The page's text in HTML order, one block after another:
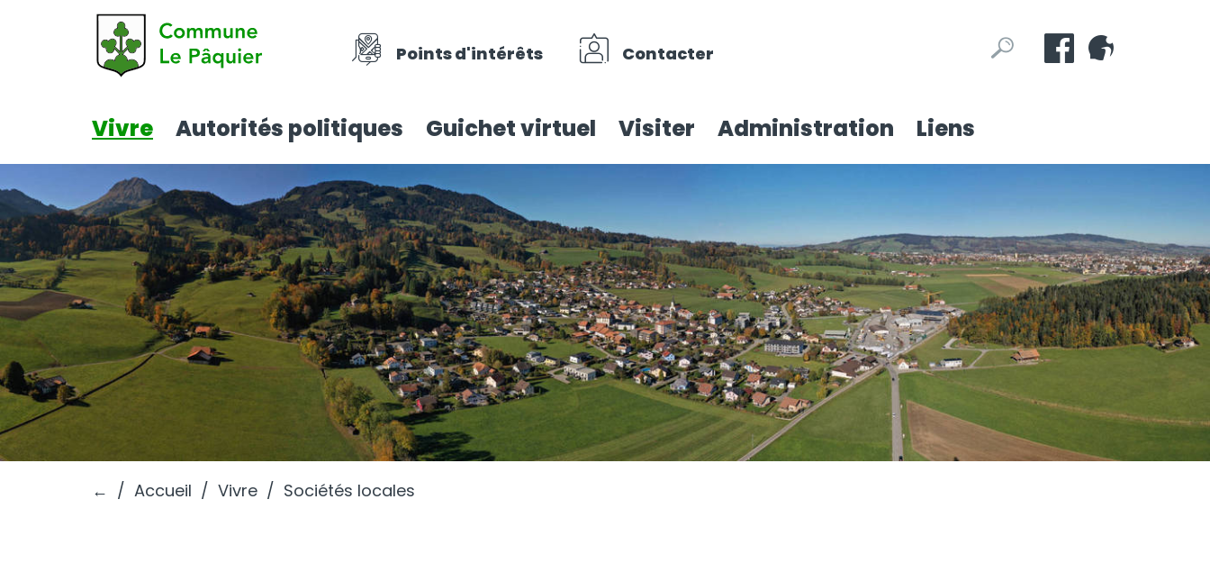
Points d'intérêts Contacter
Mots
clésRechercher
Vivre Autorités politiques Guichet virtuel Visiter Administration Liens
← Accueil Vivre Sociétés locales